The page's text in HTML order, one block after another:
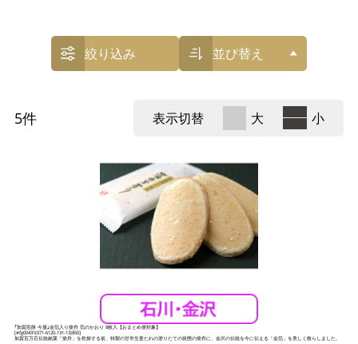
絞り込み 並び替え
5件 表示切替 大 小
｢加賀煎餅 今屋｣金箔入り柴舟 箔のかおり 8枚入【おまとめ便対象】
[#fg00431(071-6120-131-13)850]
加賀百万石伝統銘菓「柴舟」を乾燥する前、特製の甘辛生姜たれの塗りたての状態の柴舟に、金沢の伝統を今に伝える「金箔」を美しく散らしました。